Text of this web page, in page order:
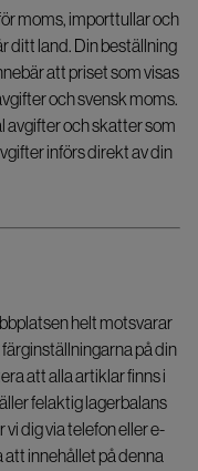
moms, importtullar och
ditt land. Din beställning
att priset som visas
och svensk moms.
avgifter och skatter som
införs direkt av din
helt motsvarar
på din
att alla artiklar finns i
felaktig lagerbalans
dig via telefon eller e-
innehållet på denna